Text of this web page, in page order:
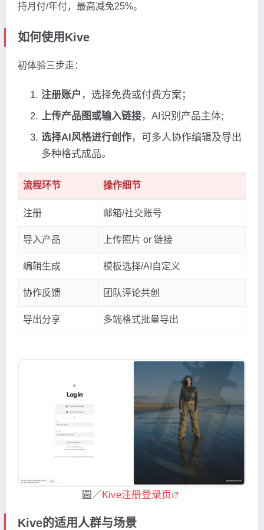
持月付/年付，最高减免25%。
如何使用Kive
初体验三步走：
注册账户 ，选择免费或付费方案；
上传产品图或输入链接，AI识别产品主体;
选择AI风格进行创作，可多人协作编辑及导出
多种格式成品。
流程环节 操作细节
注册 邮箱/社交账号
导入产品 上传照片 or 链接
编辑生成 模板选择/AI自定义
协作反馈 团队评论共创
导出分享 多端格式批量导出
圖／Kive注册登录页
Kive的适用人群与场景